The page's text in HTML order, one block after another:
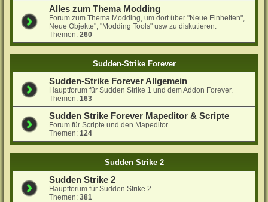
Alles zum Thema Modding
Forum zum Thema Modding, um dort über "Neue Einheiten",
Neue Objekte", "Modding Tools" usw zu diskutieren.
Themen:260
Sudden-Strike Forever
Sudden-Strike Forever Allgemein
Hauptforum für Sudden Strike 1 und dem Addon Forever.
Themen:163
Sudden Strike Forever Mapeditor & Scripte
Forum für Scripte und den Mapeditor.
Themen:124
Sudden Strike 2
Sudden Strike 2
Hauptforum für Sudden Strike 2.
Themen:381